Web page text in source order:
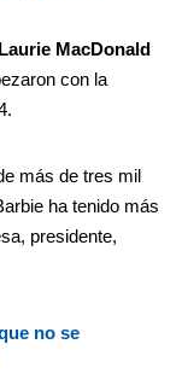
Laurie MacDonald
con la
más de tres mil
ha tenido más
presidente,
no se